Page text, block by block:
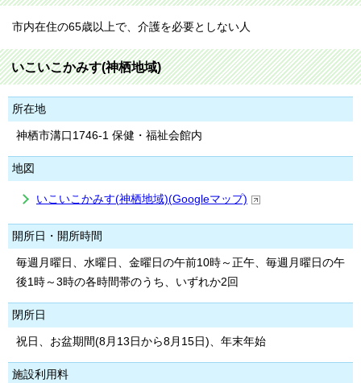
市内在住の65歳以上で、介護を必要としない人
いこいこかみす(神栖地域)
所在地
神栖市溝口1746-1 保健・福祉会館内
地図
いこいこかみす(神栖地域)(Googleマップ)
開所日・開所時間
毎週月曜日、水曜日、金曜日の午前10時～正午、毎週月曜日の午
後1時～3時の各時間帯のうち、いずれか2回
閉所日
祝日、お盆期間(8月13日から8月15日)、年末年始
施設利用料